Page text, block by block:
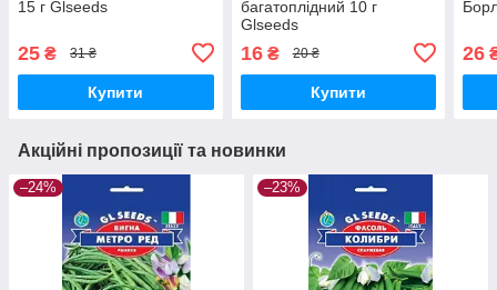
15 г Glseeds
25 ₴ 31 ₴
Купити
багатоплідний 10 г
Glseeds
16₴ 20 ₴
Купити
26
Акційні пропозиції та новинки
–24% –23%